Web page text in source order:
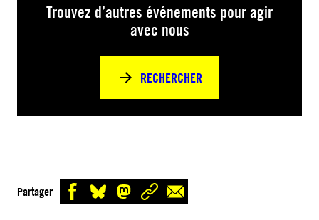
Trouvez d’autres événements pour agir
avec nous
RECHERCHER
Partager